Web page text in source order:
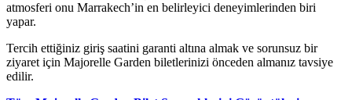
atmosferi onu Marrakech’in en belirleyici deneyimlerinden biri
yapar.
Tercih ettiğiniz giriş saatini garanti altına almak ve sorunsuz bir
ziyaret için Majorelle Garden biletlerinizi önceden almanız tavsiye
edilir.